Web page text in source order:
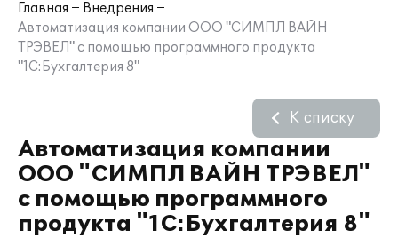
Главная
Внедрения
Автоматизация компании ООО "СИМПЛ ВАЙН
ТРЭВЕЛ" с помощью программного продукта
"1С:Бухгалтерия 8"
Автоматизация компании
ООО "СИМПЛ ВАЙН ТРЭВЕЛ"
с помощью программного
продукта "1С:Бухгалтерия 8"
К списку